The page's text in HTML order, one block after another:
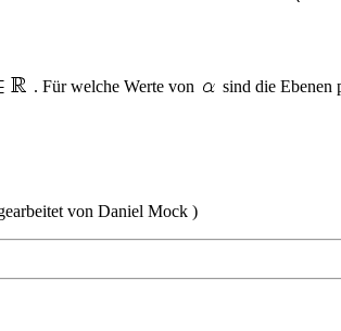
. Für welche Werte von sind die Ebenen
von Daniel Mock )